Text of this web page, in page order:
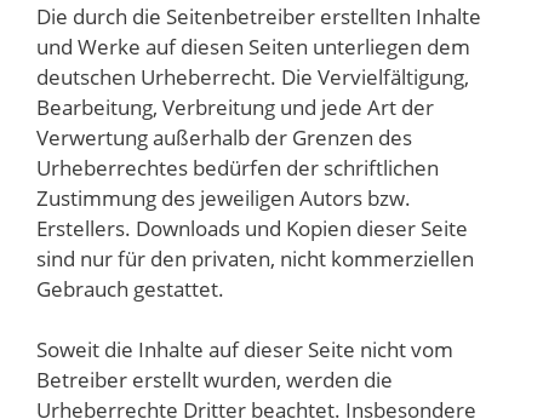
Die durch die Seitenbetreiber erstellten Inhalte
und Werke auf diesen Seiten unterliegen dem
deutschen Urheberrecht. Die Vervielfältigung,
Bearbeitung, Verbreitung und jede Art der
Verwertung außerhalb der Grenzen des
Urheberrechtes bedürfen der schriftlichen
Zustimmung des jeweiligen Autors bzw.
Erstellers. Downloads und Kopien dieser Seite
sind nur für den privaten, nicht kommerziellen
Gebrauch gestattet.
Soweit die Inhalte auf dieser Seite nicht vom
Betreiber erstellt wurden, werden die
Urheberrechte Dritter beachtet. Insbesondere